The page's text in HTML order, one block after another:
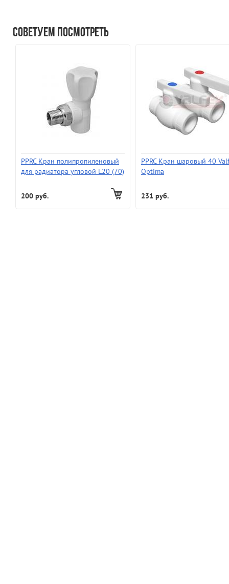
Советуем посмотреть
PPRC Кран полипропиленовый
для радиатора угловой L20 (70)
200 руб.
PPRC Кран шаровый 40
Optima
231 руб.